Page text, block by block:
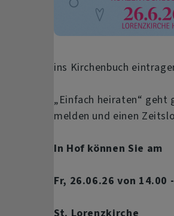
ins Kirchenbuch
„Einfach heiraten“ geht
melden und einen
In Hof können Sie am
Fr, 26.06.26 von
St. Lorenzkirche